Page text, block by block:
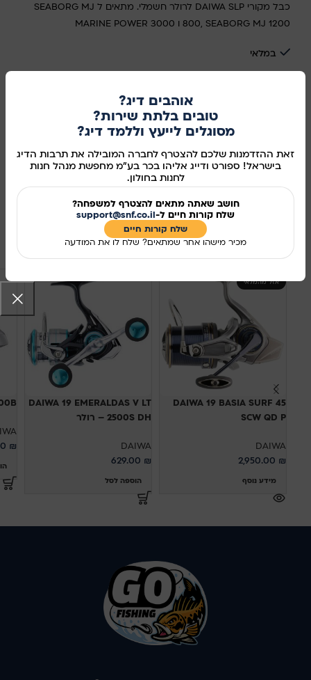
אוהבים דיג?
טובים בלתת שירות?
מסוגלים לייעץ וללמד דיג?
זאת ההזדמנות שלכם להצטרף לחברה המובילה את תרבות הדיג
בישראל! ספורט ודייג אליהו בכר בע"מ מחפשת מנהל חנות
לחנות בחולון.
חושב שאתה מתאים להצטרף למשפחה?
שלח קורות חיים ל-support@snf.co.il
שלח קורות חיים​
מכיר מישהו אחר שמתאים? שלח לו את המודעה
כבל מקורי DAIWA SLP לרולר חשמלי. מתאים ל SEABORG MJ
800, SEABORG MJ 1200 ו MARINE POWER 3000
במלאי
הוספה לסל
קנו עכשיו
מידע נוסף
284646
שיתוף ברשתות החברתיות:
מוצרים קשורים
אזל מהמלאי
DAIWA 19 BASIA SURF 45
SCW QD P
DAIWA
2,950.00 ₪
מידע נוסף
DAIWA 19 EMERALDAS V LT
2500S DH – רולר
DAIWA
629.00 ₪
הוספה לסל
₪